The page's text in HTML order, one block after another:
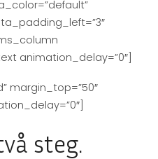
animation_delay=”0″]
margin_top=”50″
steg.